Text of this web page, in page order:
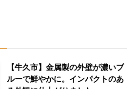
【牛久市】金属製の外壁が濃いブ
ルーで鮮やかに。インパクトのあ